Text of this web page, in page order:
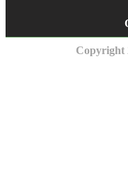
Copyright